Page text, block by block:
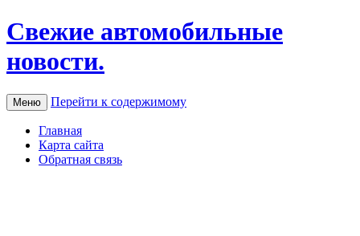
Свежие автомобильные
новости.
Меню Перейти к содержимому
Главная
Карта сайта
Обратная связь